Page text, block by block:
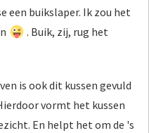
een buikslaper. Ik zou het
. Buik, zij, rug het
is ook dit kussen gevuld
vormt het kussen
En helpt het om de 's